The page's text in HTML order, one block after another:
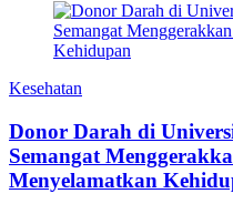
Kesehatan
Donor Darah di
Semangat
Menyelamatkan